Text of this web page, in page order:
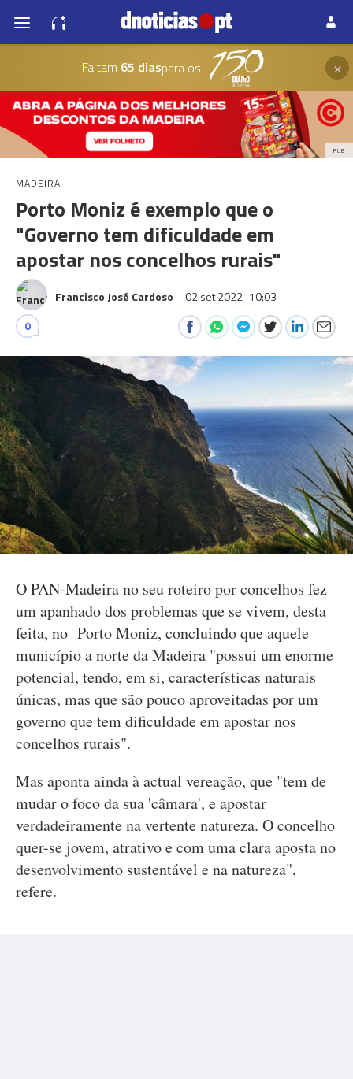
Faltam 65 diaspara os ×
PUB
MADEIRA
Porto Moniz é exemplo que o
"Governo tem dificuldade em
apostar nos concelhos rurais"
Francisco José Cardoso 02 set 2022 10:03
0
O PAN-Madeira no seu roteiro por concelhos fez
um apanhado dos problemas que se vivem, desta
feita, no Porto Moniz, concluindo que aquele
município a norte da Madeira "possui um enorme
potencial, tendo, em si, características naturais
únicas, mas que são pouco aproveitadas por um
governo que tem dificuldade em apostar nos
concelhos rurais".
Mas aponta ainda à actual vereação, que "tem de
mudar o foco da sua 'câmara', e apostar
verdadeiramente na vertente natureza. O concelho
quer-se jovem, atrativo e com uma clara aposta no
desenvolvimento sustentável e na natureza",
refere.